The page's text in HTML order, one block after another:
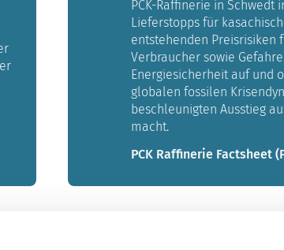
PCK-Raffinerie in Schwedt
Lieferstopps für
entstehenden Preisrisiken
Verbraucher sowie
Energiesicherheit auf und
globalen fossilen
beschleunigten Ausstieg
macht.
PCK Raffinerie Factsheet